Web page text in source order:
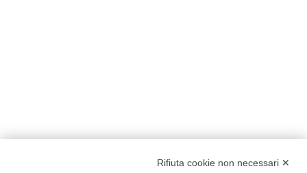
Rifiuta cookie non necessari ✕